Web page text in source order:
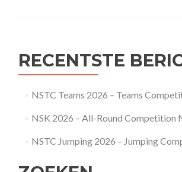
RECENTSTE
NSTC Teams 2026 – Teams
NSK 2026 – All-Round Competition
NSTC Jumping 2026 – Jumping